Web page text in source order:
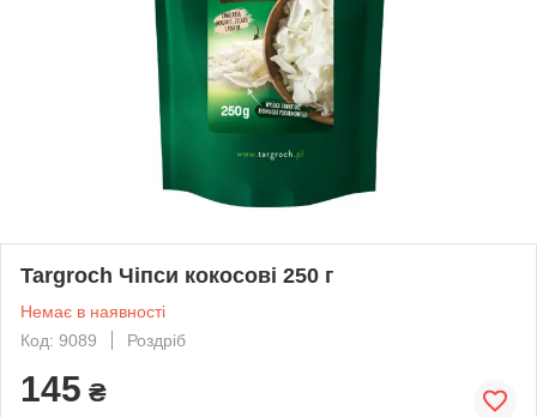
Targroch Чіпси кокосові 250 г
Немає в наявності
Код: 9089
Роздріб
145 ₴